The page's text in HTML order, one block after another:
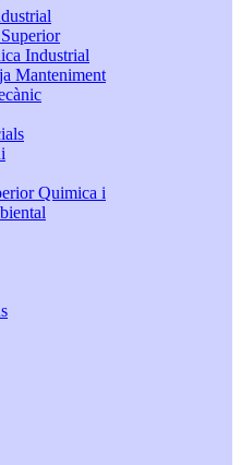
Industrial
Manteniment
Quimica i